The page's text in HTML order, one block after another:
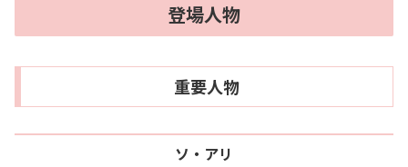
登場人物
重要人物
ソ・アリ